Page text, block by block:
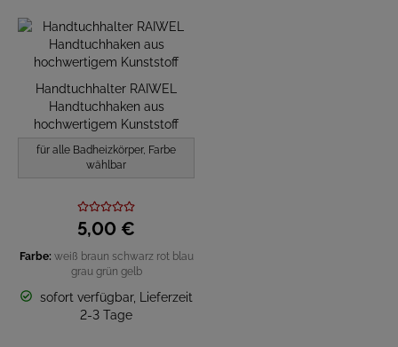
Handtuchhalter RAIWEL
Handtuchhaken aus
hochwertigem Kunststoff
für alle Badheizkörper, Farbe
wählbar
5,00 €
Farbe: weiß braun schwarz rot blau
grau grün gelb
sofort verfügbar, Lieferzeit
2-3 Tage